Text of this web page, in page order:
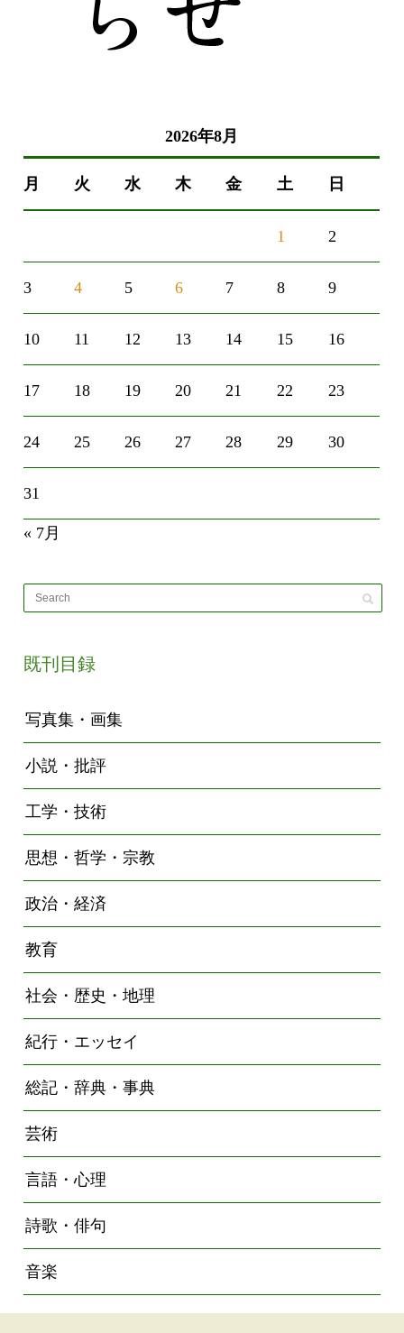
2026年8月
月 火 水 木 金 土 日
1 2
3 4 5 6 7 8 9
10 11 12 13 14 15 16
17 18 19 20 21 22 23
24 25 26 27 28 29 30
31
« 7月
既刊目録
写真集・画集
小説・批評
工学・技術
思想・哲学・宗教
政治・経済
教育
社会・歴史・地理
紀行・エッセイ
総記・辞典・事典
芸術
言語・心理
詩歌・俳句
音楽